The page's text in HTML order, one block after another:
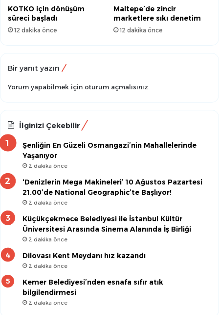
KOTKO için dönüşüm
süreci başladı
12 dakika önce
Maltepe’de zincir
marketlere sıkı denetim
12 dakika önce
Bir yanıt yazın
Yorum yapabilmek için oturum açmalısınız.
İlginizi Çekebilir
Şenliğin En Güzeli Osmangazi’nin Mahallelerinde
Yaşanıyor
2 dakika önce
‘Denizlerin Mega Makineleri’ 10 Ağustos Pazartesi
21.00’de National Geographic’te Başlıyor!
2 dakika önce
Küçükçekmece Belediyesi ile İstanbul Kültür
Üniversitesi Arasında Sinema Alanında İş Birliği
2 dakika önce
Dilovası Kent Meydanı hız kazandı
2 dakika önce
Kemer Belediyesi’nden esnafa sıfır atık
bilgilendirmesi
2 dakika önce